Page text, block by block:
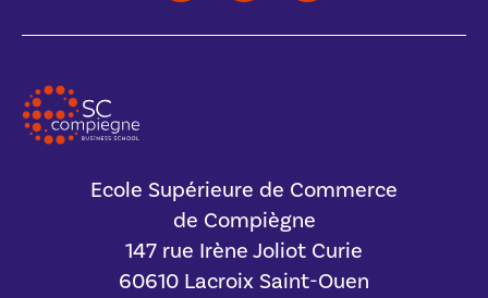
Ecole Supérieure de Commerce
de Compiègne
147 rue Irène Joliot Curie
60610 Lacroix Saint-Ouen